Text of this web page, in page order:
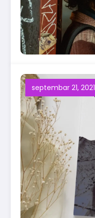
septembar 21, 2021